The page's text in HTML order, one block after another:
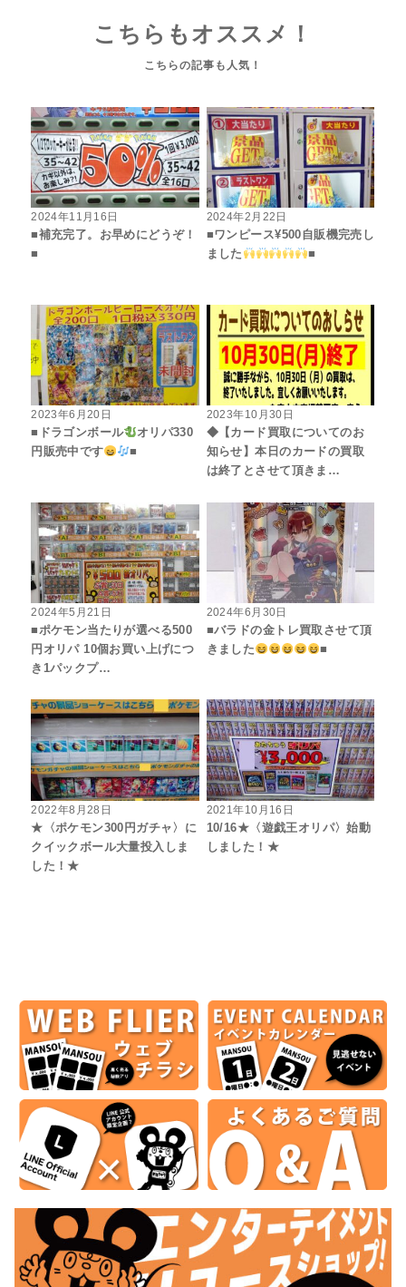
こちらもオススメ！
2024年11月16日
■補充完了。お早めにどうぞ！
■
2024年2月22日
■ワンピース¥500自販機完売し
ました
■
2023年6月20日
■ドラゴンボール
オリパ330
円販売中です
■
2023年10月30日
◆【カード買取についてのお
知らせ】本日のカードの買取
は終了とさせて頂きま…
2024年5月21日
■ポケモン当たりが選べる500
円オリパ 10個お買い上げにつ
き1パックプ…
2024年6月30日
■バラドの金トレ買取させて頂
きました
■
2022年8月28日
★〈ポケモン300円ガチャ〉に
クイックボール大量投入しま
した！★
2021年10月16日
10/16★〈遊戯王オリパ〉始動
しました！★